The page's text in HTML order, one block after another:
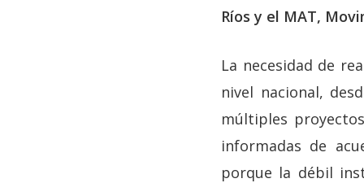
Ríos y el MAT,
La necesidad de
nivel nacional,
múltiples
informadas de
porque la débil